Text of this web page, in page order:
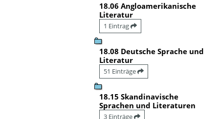
18.06 Angloamerikanische
Literatur
1 Eintrag
18.08 Deutsche Sprache und
Literatur
51 Einträge
18.15 Skandinavische
Sprachen und Literaturen
3 Einträge